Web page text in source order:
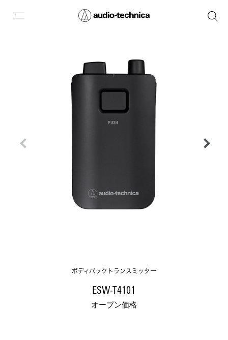
ボディパックトランスミッター
ESW-T4101
オープン価格